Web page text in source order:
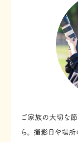
ご家族の大切な節
ら。
撮影日や場所